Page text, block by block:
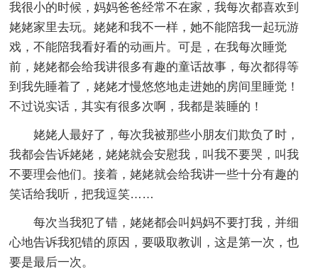
我很小的时候，妈妈爸爸经常不在家，我每次都喜欢到
姥姥家里去玩。姥姥和我不一样，她不能陪我一起玩游
戏，不能陪我看好看的动画片。可是，在我每次睡觉
前，姥姥都会给我讲很多有趣的童话故事，每次都得等
到我先睡着了，姥姥才慢悠悠地走进她的房间里睡觉！
不过说实话，其实有很多次啊，我都是装睡的！
姥姥人最好了，每次我被那些小朋友们欺负了时，
我都会告诉姥姥，姥姥就会安慰我，叫我不要哭，叫我
不要理会他们。接着，姥姥就会给我讲一些十分有趣的
笑话给我听，把我逗笑……
每次当我犯了错，姥姥都会叫妈妈不要打我，并细
心地告诉我犯错的原因，要吸取教训，这是第一次，也
要是最后一次。